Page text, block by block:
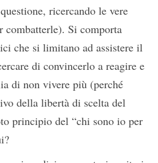
ricercando le vere
combatterle). Si comporta
che si limitano ad assistere il
di convincerlo a reagire e
di non vivere più (perché
della libertà di scelta del
principio del “chi sono io per